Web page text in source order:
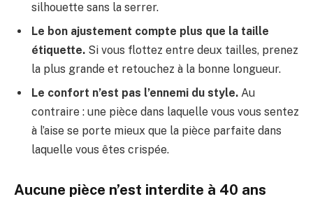
silhouette sans la serrer.
Le bon ajustement compte plus que la taille
étiquette. Si vous flottez entre deux tailles, prenez
la plus grande et retouchez à la bonne longueur.
Le confort n’est pas l’ennemi du style. Au
contraire : une pièce dans laquelle vous vous sentez
à l’aise se porte mieux que la pièce parfaite dans
laquelle vous êtes crispée.
Aucune pièce n’est interdite à 40 ans